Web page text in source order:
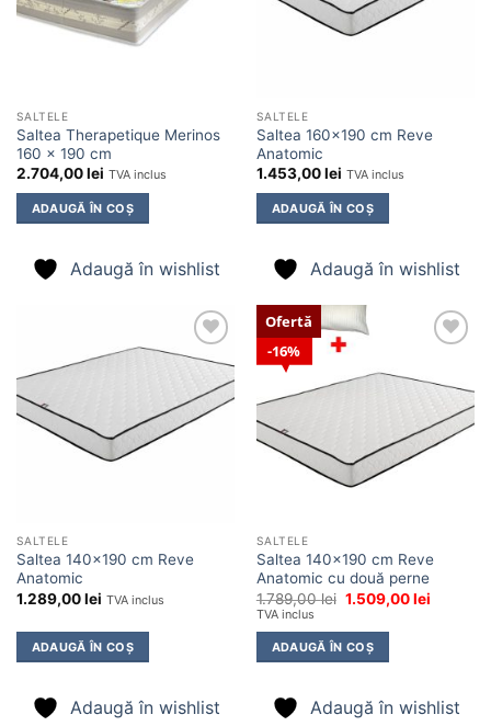
SALTELE
Saltea Therapetique Merinos
160 x 190 cm
2.704,00lei TVA inclus
ADAUGĂ ÎN COȘ
Adaugă în wishlist
SALTELE
Saltea 160×190 cm Reve
Anatomic
1.453,00lei TVA inclus
ADAUGĂ ÎN COȘ
Adaugă în wishlist
Adaugă
wishlist
SALTELE
Saltea 140×190 cm Reve
Anatomic
1.289,00lei TVA inclus
ADAUGĂ ÎN COȘ
Adaugă în wishlist
16%
Ofertă
wishlist
SALTELE
Saltea 140×190 cm Reve
Anatomic cu două perne
1.789,00lei Prețul
inițial
fost:
1.789,00 lei.
1.509,00leiPrețul
TVA inclus
ADAUGĂ ÎN COȘ
Adaugă în wishlist